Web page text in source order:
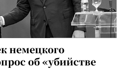
немецкого
об «убийстве